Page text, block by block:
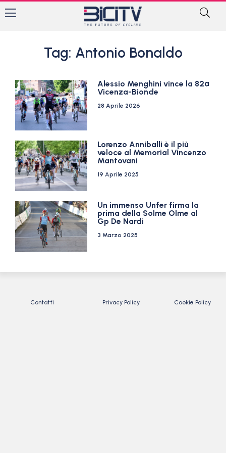
Tag: Antonio Bonaldo
Alessio Menghini vince la 82ª
Vicenza-Bionde
28 Aprile 2026
Lorenzo Anniballi è il più
veloce al Memorial Vincenzo
Mantovani
19 Aprile 2025
Un immenso Unfer firma la
prima della Solme Olme al
Gp De Nardi
3 Marzo 2025
Contatti Privacy Policy Cookie Policy